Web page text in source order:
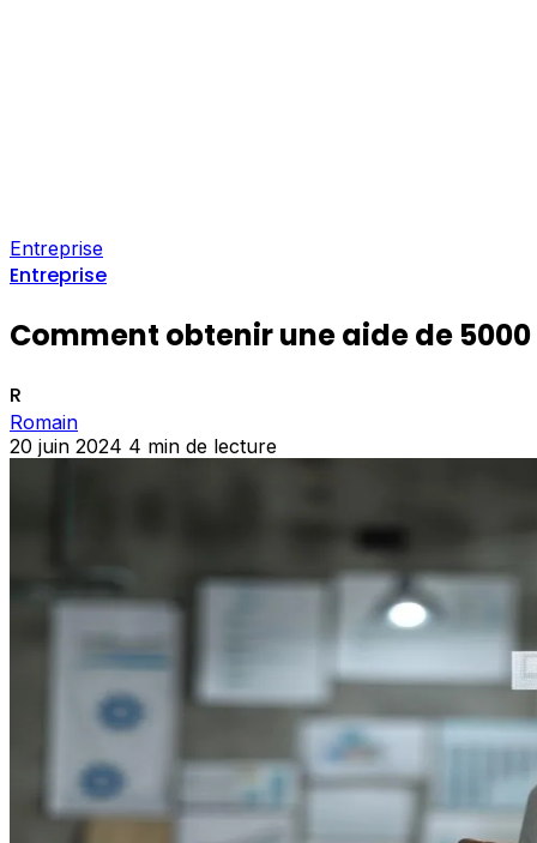
Entreprise
Entreprise
Comment obtenir une aide de
R
Romain
20 juin 2024 4 min de lecture